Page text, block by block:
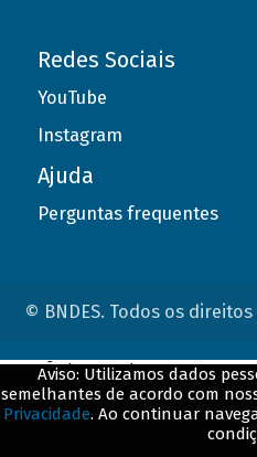
Redes Sociais
YouTube
Instagram
Ajuda
Perguntas frequentes
© BNDES. Todos os
Aviso: Utilizamos dados
semelhantes de acordo com
Privacidade. Ao continuar
ConteÃºdo complementar
${title}${badge}